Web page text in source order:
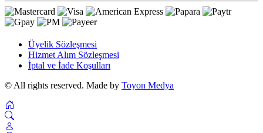
Üyelik Sözleşmesi
Hizmet Alım Sözleşmesi
İptal ve İade Koşulları
© All rights reserved. Made by Toyon Medya